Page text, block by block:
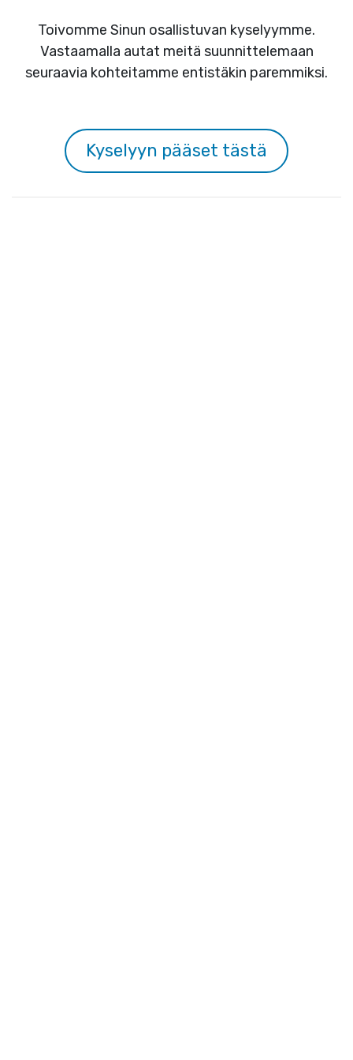
Toivomme Sinun osallistuvan kyselyymme.
Vastaamalla autat meitä suunnittelemaan
seuraavia kohteitamme entistäkin paremmiksi.
Kyselyyn pääset tästä